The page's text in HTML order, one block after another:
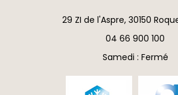
29 ZI de l'Aspre, 30150
04 66 900 100
Samedi : Fermé